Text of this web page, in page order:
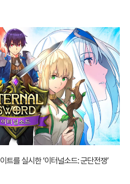
트를 실시한 ‘이터널소드: 군단전쟁’